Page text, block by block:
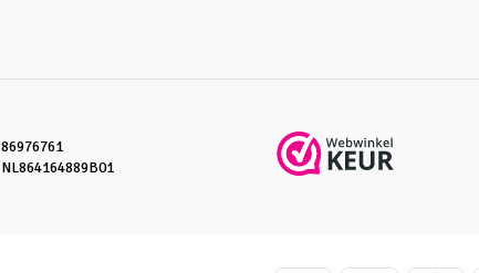
86976761
NL864164889B01